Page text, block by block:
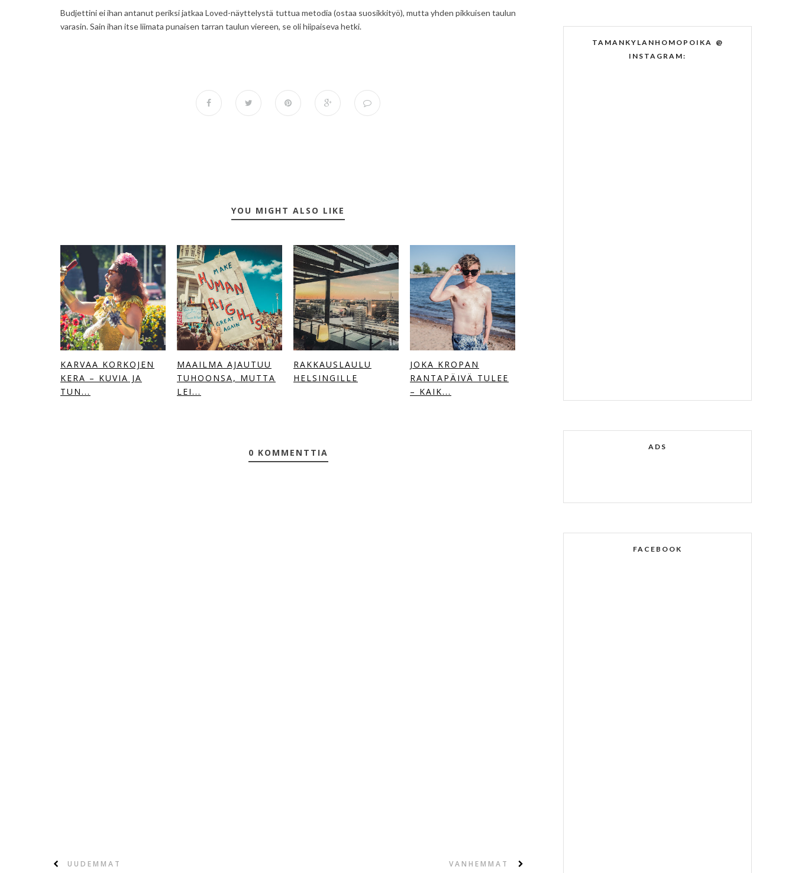
Budjettini ei ihan antanut periksi jatkaa Loved-näyttelystä tuttua metodia (ostaa suosikkityö), mutta yhden pikkuisen taulun
varasin. Sain ihan itse liimata punaisen tarran taulun viereen, se oli hiipaiseva hetki.
YOU MIGHT ALSO LIKE
KARVAA KORKOJEN
KERA – KUVIA JA
TUN...
MAAILMA AJAUTUU
TUHOONSA, MUTTA
LEI...
RAKKAUSLAULU
HELSINGILLE
JOKA KROPAN
RANTAPÄIVÄ TULEE
– KAIK...
0 KOMMENTTIA
UUDEMMAT VANHEMMAT
TAMANKYLANHOMOPOIKA @
INSTAGRAM:
ADS
FACEBOOK